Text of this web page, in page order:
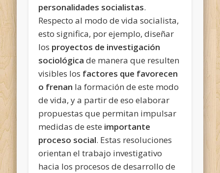
personalidades socialistas.
Respecto al modo de vida socialista,
esto significa, por ejemplo, diseñar
los proyectos de investigación
sociológica de manera que resulten
visibles los factores que favorecen
o frenan la formación de este modo
de vida, y a partir de eso elaborar
propuestas que permitan impulsar
medidas de este importante
proceso social. Estas resoluciones
orientan el trabajo investigativo
hacia los procesos de desarrollo de